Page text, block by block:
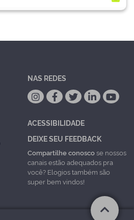
NAS REDES
ACESSIBILIDADE
DEIXE SEU FEEDBACK
Compartilhe conoscose nossos
canais estão adequados pra
você? Elogios também são
super bem vindos!